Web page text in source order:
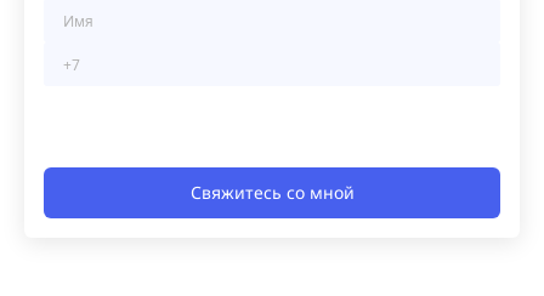
Свяжитесь со мной